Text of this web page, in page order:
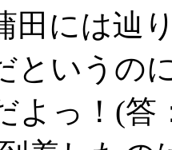
田には辿
というの
よっ！(答